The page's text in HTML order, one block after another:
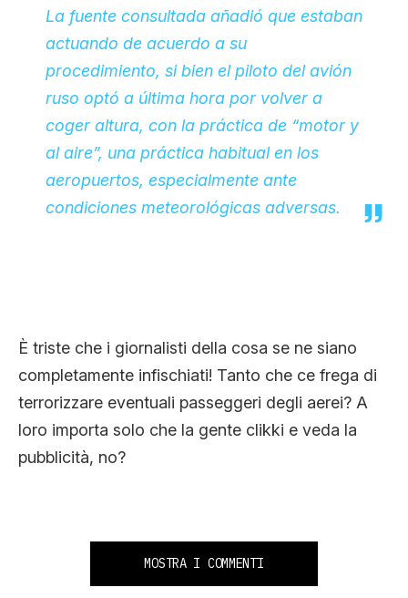
La fuente consultada añadió que estaban
actuando de acuerdo a su
procedimiento, si bien el piloto del avión
ruso optó a última hora por volver a
coger altura, con la práctica de “motor y
al aire”, una práctica habitual en los
aeropuertos, especialmente ante
condiciones meteorológicas adversas.
È triste che i giornalisti della cosa se ne siano
completamente infischiati! Tanto che ce frega di
terrorizzare eventuali passeggeri degli aerei? A
loro importa solo che la gente clikki e veda la
pubblicità, no?
MOSTRA I COMMENTI